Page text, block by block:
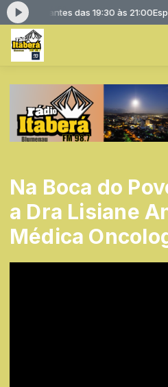
Bandeirantes das 19:30 às 21:00
Na Boca do
a Dra Lisiane
Médica